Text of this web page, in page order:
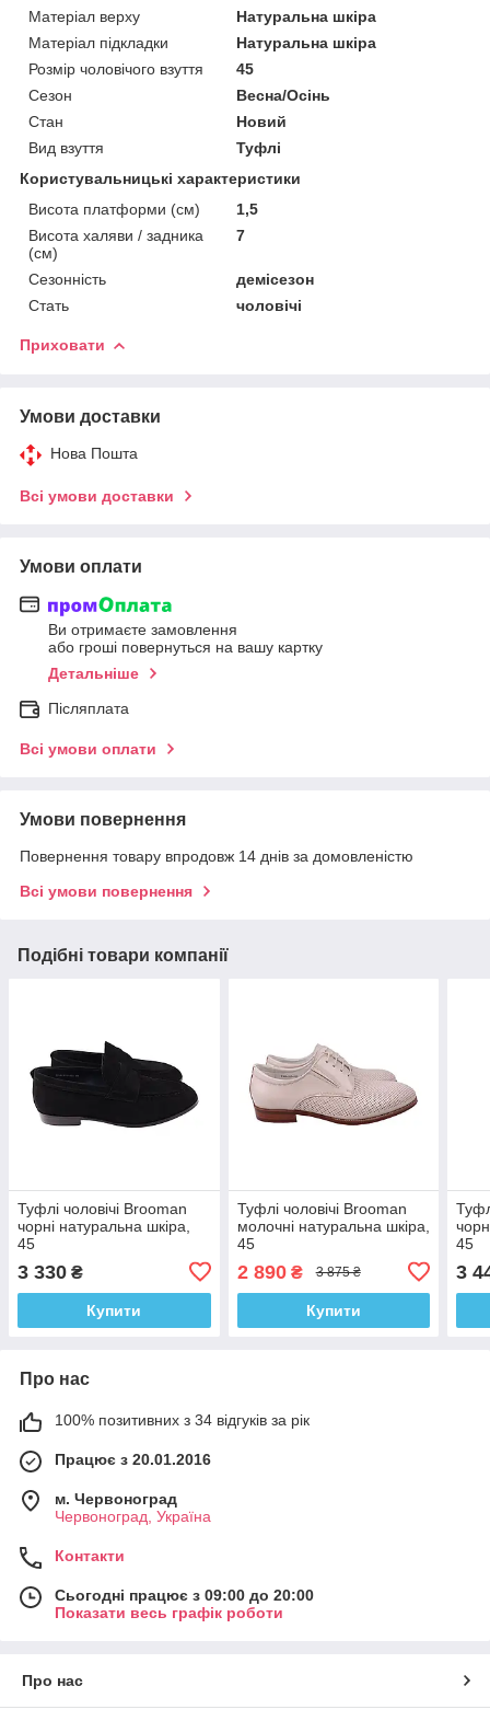
Матеріал верху
Натуральна шкіра
Матеріал підкладки
Натуральна шкіра
Розмір чоловічого взуття
45
Сезон
Весна/Осінь
Стан
Новий
Вид взуття
Туфлі
Користувальницькі характеристики
Висота платформи (см)
1,5
Висота халяви / задника
(см)
7
Сезонність
демісезон
Стать
чоловічі
Приховати
Умови доставки
Нова Пошта
Всі умови доставки
Умови оплати
Ви отримаєте замовлення
або гроші повернуться на вашу картку
Детальніше
Післяплата
Всі умови оплати
Умови повернення
Повернення товару впродовж 14 днів за домовленістю
Всі умови повернення
Подібні товари компанії
Туфлі чоловічі Brooman
чорні натуральна шкіра,
45
3 330 ₴
Купити
Туфлі чоловічі Brooman
молочні натуральна шкіра,
45
2 890₴ 3 875 ₴
Купити
45
3
Про нас
100% позитивних з 34 відгуків за рік
Працює з 20.01.2016
м. Червоноград
Червоноград, Україна
Контакти
Сьогодні працює з 09:00 до 20:00
Показати весь графік роботи
Про нас